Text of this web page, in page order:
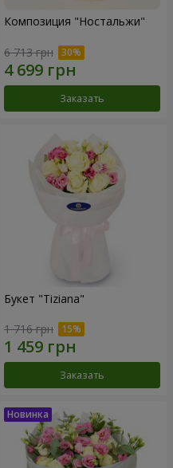
Композиция "Ностальжи"
6 713 грн
Заказать
Букет "Tiziana"
1 716 грн
Заказать